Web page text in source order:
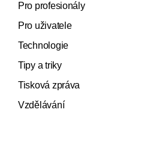
Pro profesionály
Pro uživatele
Technologie
Tipy a triky
Tisková zpráva
Vzdělávání